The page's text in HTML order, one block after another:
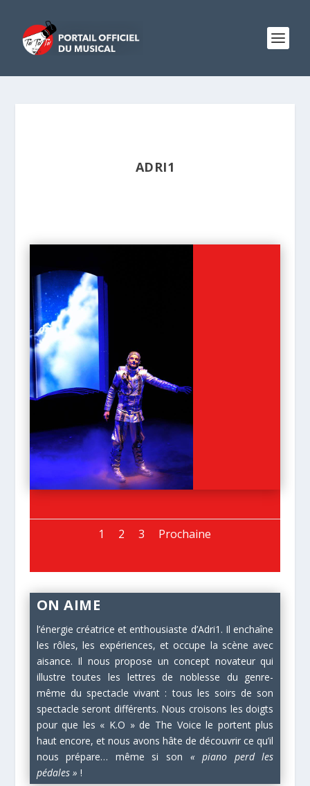
ADRI1
1 2 3 Prochaine
ON AIME
l’énergie créatrice et enthousiaste d’Adri1. Il enchaîne
les rôles, les expériences, et occupe la scène avec
aisance. Il nous propose un concept novateur qui
illustre toutes les lettres de noblesse du genre-
même du spectacle vivant : tous les soirs de son
spectacle seront différents. Nous croisons les doigts
pour que les « K.O » de The Voice le portent plus
haut encore, et nous avons hâte de découvrir ce qu’il
nous prépare… même si son « piano perd les
pédales » !